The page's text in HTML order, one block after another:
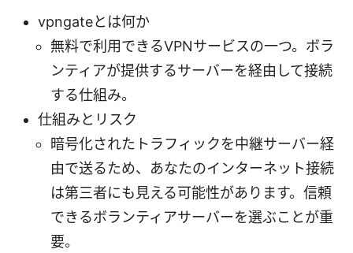
vpngateとは何か
無料で利用できるVPNサービスの一つ。ボラ
ンティアが提供するサーバーを経由して接続
する仕組み。
仕組みとリスク
暗号化されたトラフィックを中継サーバー経
由で送るため、あなたのインターネット接続
は第三者にも見える可能性があります。信頼
できるボランティアサーバーを選ぶことが重
要。